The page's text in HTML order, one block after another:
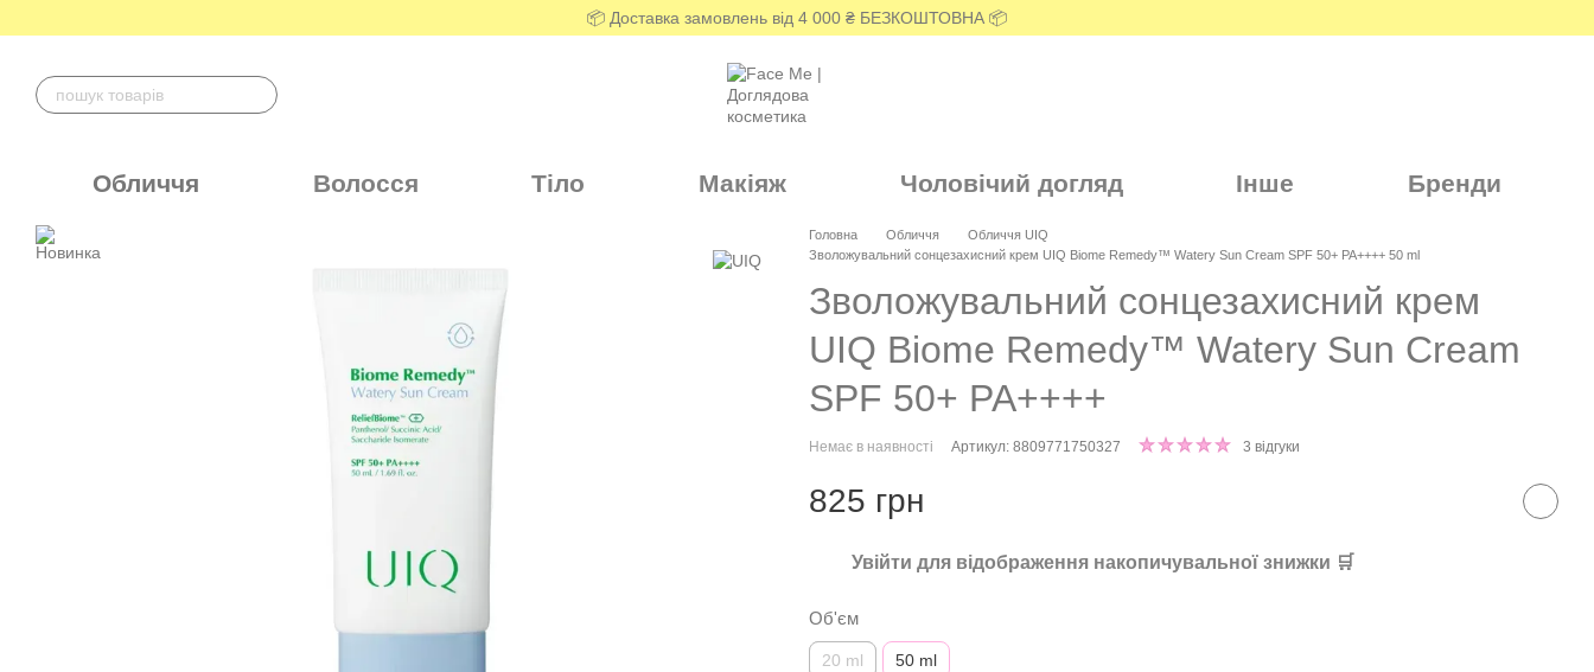
📦 Доставка замовлень від 4 000 ₴ БЕЗКОШТОВНА 📦
Обличчя Волосся Тіло Макіяж Чоловічий догляд Інше Бренди
Головна Обличчя
Обличчя UIQ
Зволожувальний сонцезахисний крем UIQ Biome Remedy™ Watery Sun Cream SPF 50+ PA++++ 50 ml
Зволожувальний сонцезахисний крем
UIQ Biome Remedy™ Watery Sun Cream
SPF 50+ PA++++
Немає в наявності Артикул: 8809771750327 3 відгуки
825 грн
Увійти для відображення накопичувальної знижки 🛒
Об'єм
20 ml 50 ml